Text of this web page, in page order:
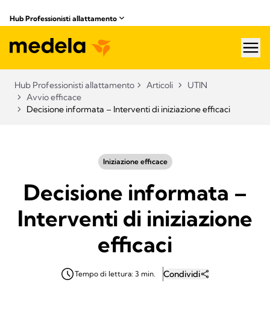
Hub Professionisti allattamento​
Hub Professionisti allattamento​ Articoli​
UTIN
Avvio efficace
Decisione informata – Interventi di iniziazione efficaci
Iniziazione efficace
Decisione informata –
Interventi di iniziazione
efficaci
Tempo di lettura: 3 min. Condividi